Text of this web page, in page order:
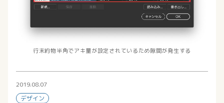
行末約物半角でアキ量が設定されているため隙間が発生する
2019.08.07
デザイン